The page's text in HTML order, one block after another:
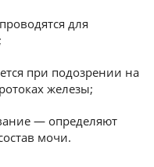
для
при подозрении на
железы;
— определяют
мочи.